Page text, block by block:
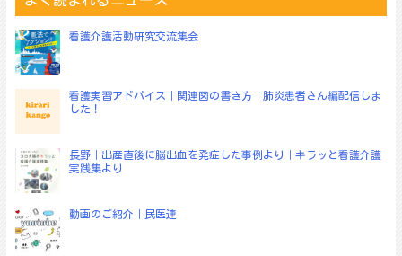
ョ
ン
看護介護活動研究交流集会
看護実習アドバイス｜関連図の書き方 肺炎患者さん編配信しま
した！
長野｜出産直後に脳出血を発症した事例より｜キラッと看護介護
実践集より
動画のご紹介｜民医連